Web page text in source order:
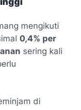
mengikuti
0,4% per
sering kali
di